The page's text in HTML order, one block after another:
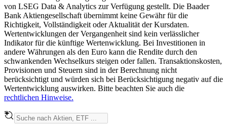
von LSEG Data & Analytics zur Verfügung gestellt. Die Baader
Bank Aktiengesellschaft übernimmt keine Gewähr für die
Richtigkeit, Vollständigkeit oder Aktualität der Kursdaten.
Wertentwicklungen der Vergangenheit sind kein verlässlicher
Indikator für die künftige Wertenwicklung. Bei Investitionen in
andere Währungen als den Euro kann die Rendite durch den
schwankenden Wechselkurs steigen oder fallen. Transaktionskosten,
Provisionen und Steuern sind in der Berechnung nicht
berücksichtigt und würden sich bei Berücksichtigung negativ auf die
Wertentwicklung auswirken. Bitte beachten Sie auch die
rechtlichen Hinweise.